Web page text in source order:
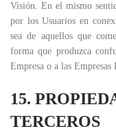
Visión. En el mismo
por los Usuarios en
sea de aquellos que
forma que produzca
Empresa o a las Empresas
15.
TERCEROS